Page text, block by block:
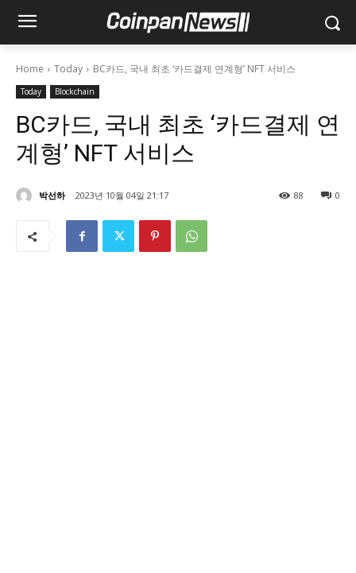
Home Today BC카드, 국내 최초 ‘카드결제 연계형’ NFT 서비스
Today Blockchain
BC카드, 국내 최초 ‘카드결제 연
계형’ NFT 서비스
박선하 2023년 10월 04일 21:17 0
88